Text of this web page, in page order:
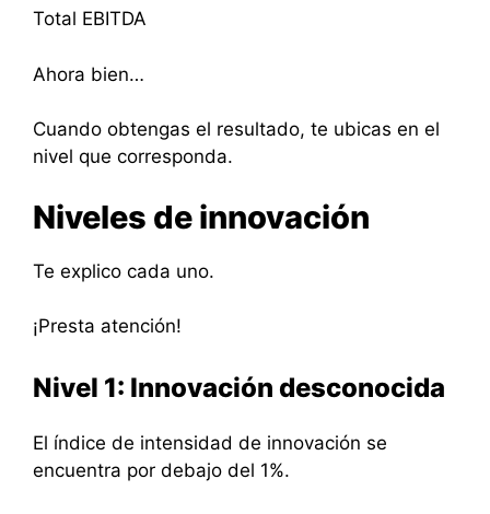
Total EBITDA
Ahora bien…
Cuando obtengas el resultado, te ubicas en el
nivel que corresponda.
Niveles de innovación
Te explico cada uno.
¡Presta atención!
Nivel 1: Innovación desconocida
El índice de intensidad de innovación se
encuentra por debajo del 1%.